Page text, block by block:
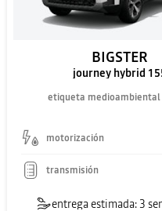
BIGSTER
journey hybrid
etiqueta medioambiental
motorización
transmisión
entrega estimada: 3